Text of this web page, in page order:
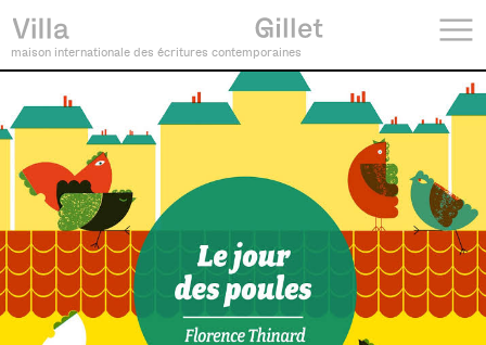
maison internationale des écritures contemporaines